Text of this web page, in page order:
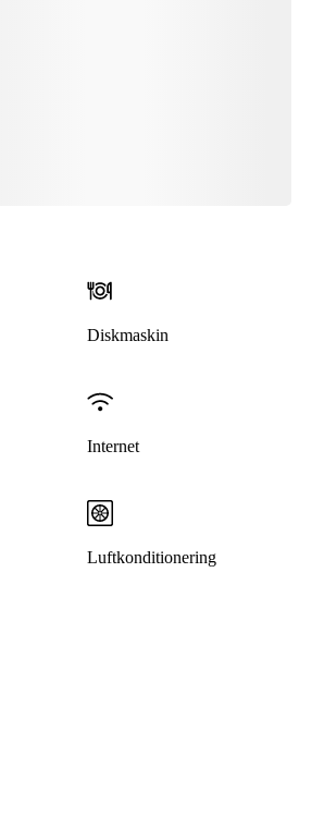
Diskmaskin
Internet
Luftkonditionering